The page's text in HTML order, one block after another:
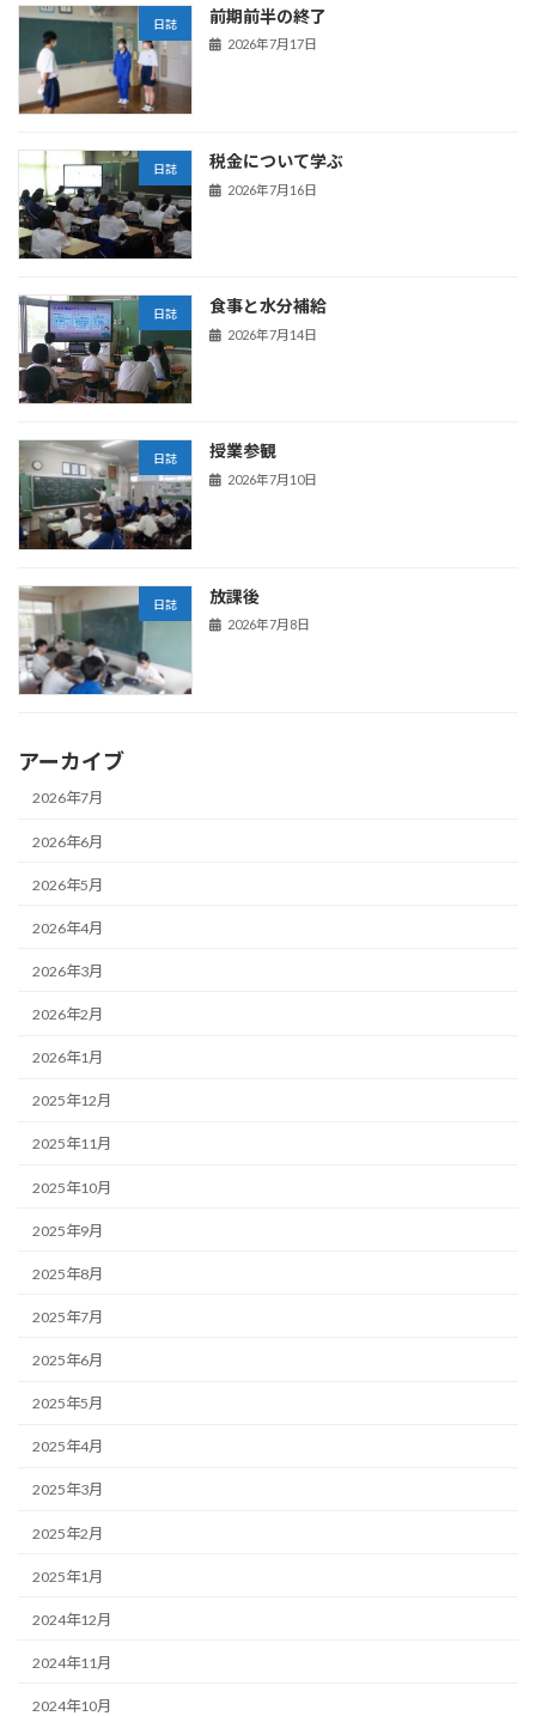
日誌 前期前半の終了
2026年7月17日
日誌 税金について学ぶ
2026年7月16日
日誌 食事と水分補給
2026年7月14日
日誌 授業参観
2026年7月10日
日誌 放課後
2026年7月8日
アーカイブ
2026年7月
2026年6月
2026年5月
2026年4月
2026年3月
2026年2月
2026年1月
2025年12月
2025年11月
2025年10月
2025年9月
2025年8月
2025年7月
2025年6月
2025年5月
2025年4月
2025年3月
2025年2月
2025年1月
2024年12月
2024年11月
2024年10月